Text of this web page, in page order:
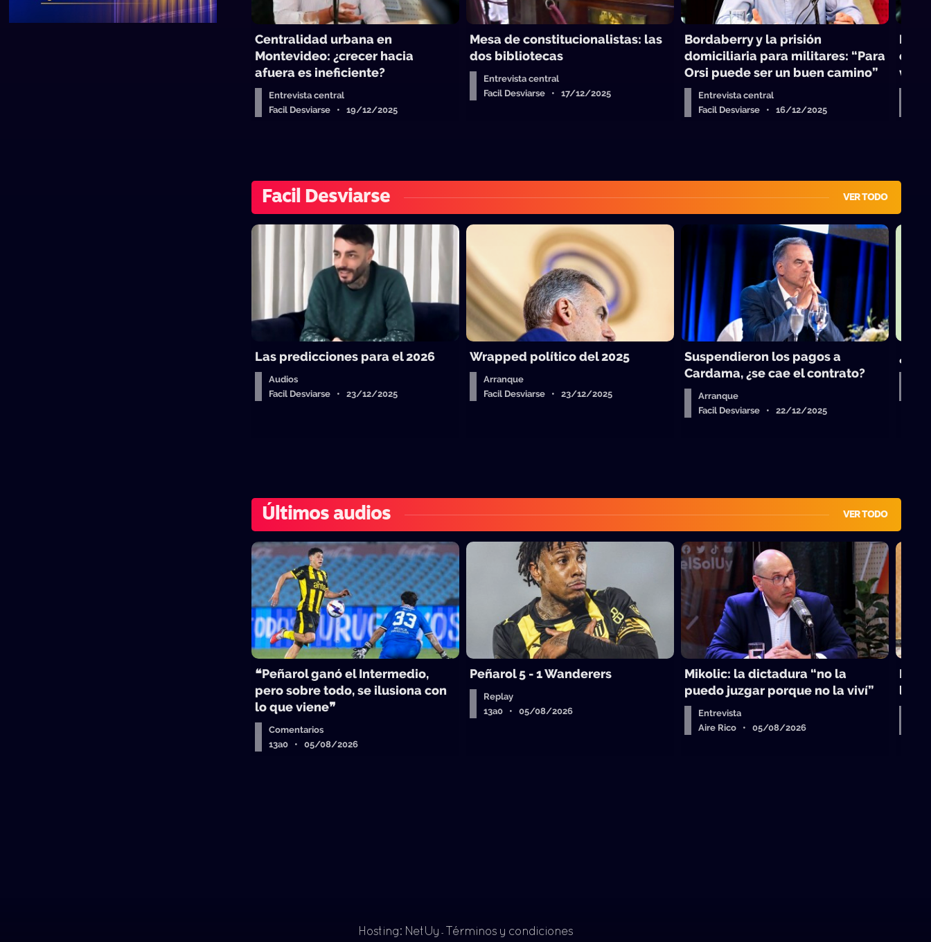
Centralidad urbana en
Montevideo: ¿crecer hacia
afuera es ineficiente?
Entrevista central
Facil Desviarse • 19/12/2025
Mesa de constitucionalistas: las
dos bibliotecas
Entrevista central
Facil Desviarse • 17/12/2025
Bordaberry y la prisión
domiciliaria para militares: “Para
Orsi puede ser un buen camino”
Entrevista central
Facil Desviarse • 16/12/2025
en
vaya
Facil Desviarse VER TODO
Las predicciones para el 2026
Audios
Facil Desviarse • 23/12/2025
Wrapped político del 2025
Arranque
Facil Desviarse • 23/12/2025
Suspendieron los pagos a
Cardama, ¿se cae el contrato?
Arranque
Facil Desviarse • 22/12/2025
Últimos audios VER TODO
❝Peñarol ganó el Intermedio,
pero sobre todo, se ilusiona con
lo que viene❞
Comentarios
13a0 • 05/08/2026
Peñarol 5 - 1 Wanderers
Replay
13a0 • 05/08/2026
Mikolic: la dictadura “no la
puedo juzgar porque no la viví”
Entrevista
Aire Rico • 05/08/2026
La
Hosting: NetUy - Términos y condiciones